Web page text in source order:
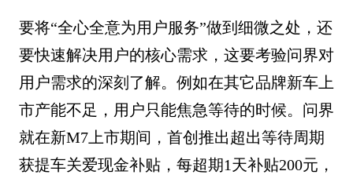
要将“全心全意为用户服务”做到细微之处，还
要快速解决用户的核心需求，这要考验问界对
用户需求的深刻了解。例如在其它品牌新车上
市产能不足，用户只能焦急等待的时候。问界
就在新M7上市期间，首创推出超出等待周期
获提车关爱现金补贴，每超期1天补贴200元，